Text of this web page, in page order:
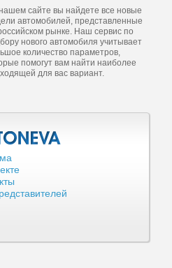
сайте вы найдете все новые
автомобилей, представленные
рынке. Наш сервис по
нового автомобиля учитывает
количество параметров,
помогут вам найти наиболее
для вас вариант.